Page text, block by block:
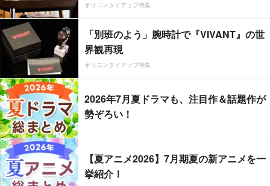
オリコンタイアップ特集
「別班のよう」腕時計で『VIVANT』の世
界観再現
オリコンタイアップ特集
2026年7月夏ドラマも、注目作＆話題作が
勢ぞろい！
【夏アニメ2026】7月期夏の新アニメを一
挙紹介！